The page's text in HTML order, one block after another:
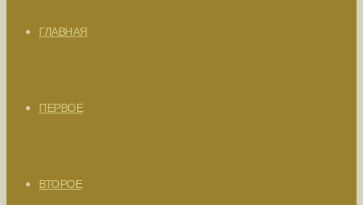
ГЛАВНАЯ
ПЕРВОЕ
ВТОРОЕ